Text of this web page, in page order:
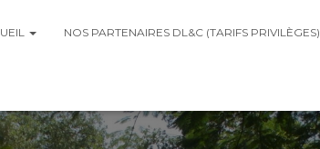
NOS PARTENAIRES DL&C (TARIFS PRIVILÈGES)